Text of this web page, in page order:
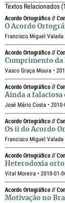
Textos Relacionados
Acordo Ortográfico //
O Acordo
Francisco Miguel Valada
Acordo Ortográfico //
Cumprimento
Vasco Graça Moura •
Acordo Ortográfico //
Ainda a falaciosa
José Mário Costa •
Acordo Ortográfico //
Os ii do Acordo
Francisco Miguel Valada
Acordo Ortográfico //
Heterodoxia
Vital Moreira • 2010-01-
Acordo Ortográfico //
Motivação no